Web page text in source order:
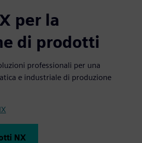
per la
di prodotti
professionali per una
e industriale di produzione
NX